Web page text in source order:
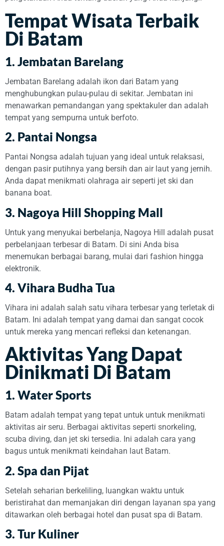
Tempat Wisata Terbaik
Di Batam
1. Jembatan Barelang
Jembatan Barelang adalah ikon dari Batam yang
menghubungkan pulau-pulau di sekitar. Jembatan ini
menawarkan pemandangan yang spektakuler dan adalah
tempat yang sempurna untuk berfoto.
2. Pantai Nongsa
Pantai Nongsa adalah tujuan yang ideal untuk relaksasi,
dengan pasir putihnya yang bersih dan air laut yang jernih.
Anda dapat menikmati olahraga air seperti jet ski dan
banana boat.
3. Nagoya Hill Shopping Mall
Untuk yang menyukai berbelanja, Nagoya Hill adalah pusat
perbelanjaan terbesar di Batam. Di sini Anda bisa
menemukan berbagai barang, mulai dari fashion hingga
elektronik.
4. Vihara Budha Tua
Vihara ini adalah salah satu vihara terbesar yang terletak di
Batam. Ini adalah tempat yang damai dan sangat cocok
untuk mereka yang mencari refleksi dan ketenangan.
Aktivitas Yang Dapat
Dinikmati Di Batam
1. Water Sports
Batam adalah tempat yang tepat untuk untuk menikmati
aktivitas air seru. Berbagai aktivitas seperti snorkeling,
scuba diving, dan jet ski tersedia. Ini adalah cara yang
bagus untuk menikmati keindahan laut Batam.
2. Spa dan Pijat
Setelah seharian berkeliling, luangkan waktu untuk
beristirahat dan memanjakan diri dengan layanan spa yang
ditawarkan oleh berbagai hotel dan pusat spa di Batam.
3. Tur Kuliner